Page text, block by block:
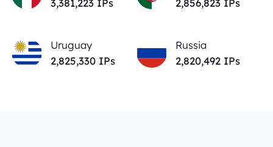
Uruguay
2,825,330 IPs
Russia
2,820,492 IPs